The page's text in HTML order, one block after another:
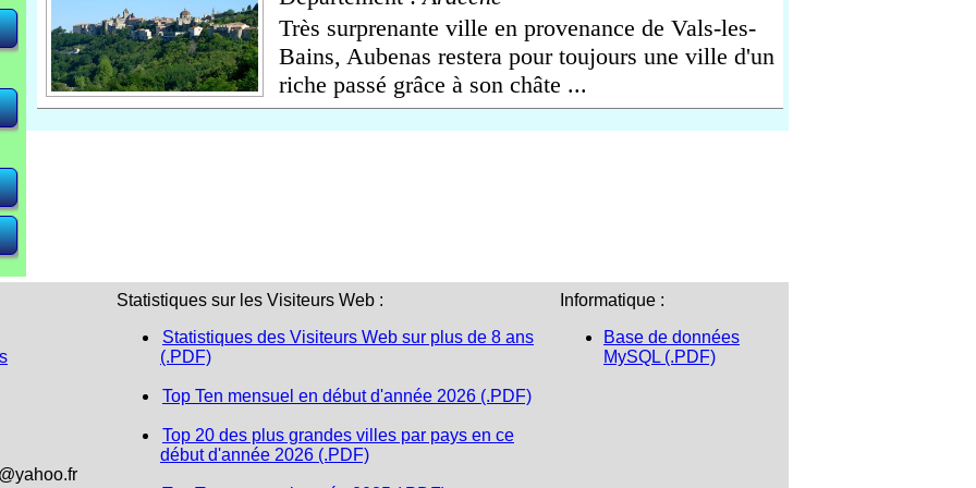
Très surprenante ville en provenance de Vals-les-
Bains, Aubenas restera pour toujours une ville d'un
riche passé grâce à son châte ...
Statistiques sur les Visiteurs Web :
Statistiques des Visiteurs Web sur plus de 8 ans
(.PDF)
Top Ten mensuel en début d'année 2026 (.PDF)
Top 20 des plus grandes villes par pays en ce
début d'année 2026 (.PDF)
Informatique :
Base de données
MySQL (.PDF)